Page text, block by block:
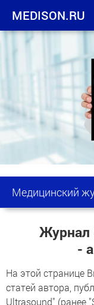
MEDISON.RU
Медицинский
Журнал
-
На этой странице
статей автора,
Ultrasound" (ранее